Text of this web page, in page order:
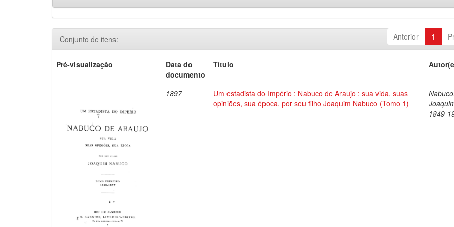
Anterior 1
Conjunto de itens:
Pré-visualização
Data do
documento
Título
1897
Um estadista do Império : Nabuco de Araujo : sua vida, suas
opiniões, sua época, por seu filho Joaquim Nabuco (Tomo 1)
Nabuco,
1849-